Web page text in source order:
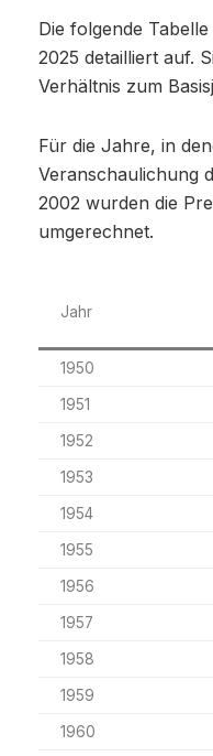
Die folgende
2025 detailliert auf.
Verhältnis zum
Für die Jahre, in
Veranschaulichung
2002 wurden die
umgerechnet.
Jahr
1950
1951
1952
1953
1954
1955
1956
1957
1958
1959
1960